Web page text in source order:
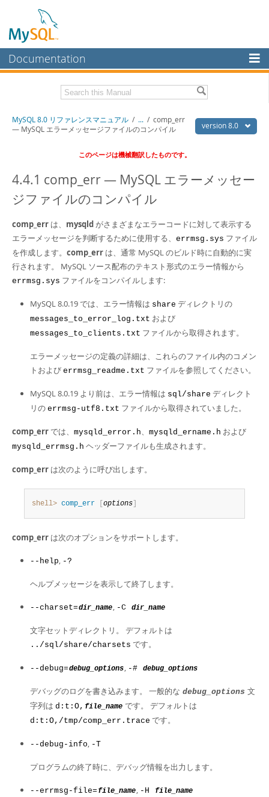
Documentation
MySQL Enterprise
Workbench
Connectors
MySQL.com
Downloads
Developer Zone
Download this Manual version 8.0
MySQL 8.0 リファレンスマニュアル / ... / comp_err
— MySQL エラーメッセージファイルのコンパイル
このページは機械翻訳したものです。
4.4.1 comp_err — MySQL エラーメッセー
ジファイルのコンパイル
comp_err は、 mysqld がさまざまなエラーコードに対して表示する
エラーメッセージを判断するために使用する、 errmsg.sys ファイル
を作成します。 comp_err は、通常 MySQL のビルド時に自動的に実
行されます。 MySQL ソース配布のテキスト形式のエラー情報から
errmsg.sys ファイルをコンパイルします:
MySQL 8.0.19 では、エラー情報は share ディレクトリの
messages_to_error_log.txt および
messages_to_clients.txt ファイルから取得されます。
エラーメッセージの定義の詳細は、これらのファイル内のコメン
トおよび errmsg_readme.txt ファイルを参照してください。
MySQL 8.0.19 より前は、エラー情報は sql/share ディレクト
リの errmsg-utf8.txt ファイルから取得されていました。
comp_errでは、 mysqld_error.h、 mysqld_ername.h および
mysqld_errmsg.h ヘッダーファイルも生成されます。
comp_err は次のように呼び出します。
shell> comp_err options
comp_err は次のオプションをサポートします。
--help, -?
ヘルプメッセージを表示して終了します。
--charset=dir_name, -C dir_name
文字セットディレクトリ。 デフォルトは
../sql/share/charsets です。
--debug=debug_options, -# debug_options
デバッグのログを書き込みます。 一般的な debug_options 文
字列は d:t:O, file_name です。 デフォルトは
d:t:O,/tmp/comp_err.trace です。
--debug-info, -T
プログラムの終了時に、デバッグ情報を出力します。
--errmsg-file= file_name, -H file_name